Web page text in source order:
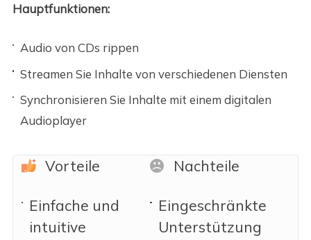
Hauptfunktionen:
Audio von CDs rippen
Streamen Sie Inhalte von verschiedenen Diensten
Synchronisieren Sie Inhalte mit einem digitalen
Audioplayer
Vorteile
Einfache und
intuitive
Nachteile
Eingeschränkte
Unterstützung